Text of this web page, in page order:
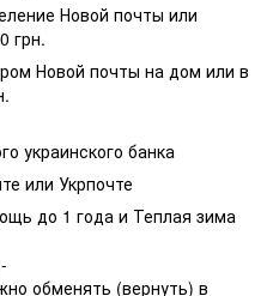
Новой почты или
грн.
Новой почты на дом или в
украинского банка
или Укрпочте
до 1 года и Теплая зима
обменять (вернуть) в